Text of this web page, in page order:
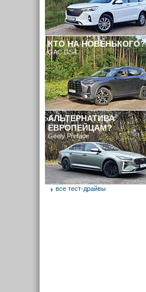
КТО НА НОВЕНЬКОГО?
GAC GS4
АЛЬТЕРНАТИВА
ЕВРОПЕЙЦАМ?
Geely Preface
все тест-драйвы